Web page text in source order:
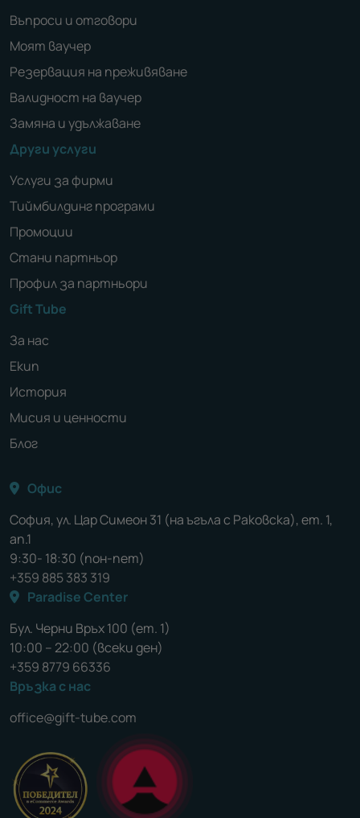
Въпроси и отговори
Моят ваучер
Резервация на преживяване
Валидност на ваучер
Замяна и удължаване
Други услуги
Услуги за фирми
Тиймбилдинг програми
Промоции
Стани партньор
Профил за партньори
Gift Tube
За нас
Екип
История
Мисия и ценности
Блог
Офис
София, ул. Цар Симеон 31 (на ъгъла с Раковска), ет. 1,
ап.1
9:30- 18:30 (пон-пет)
+359 885 383 319
Paradise Center
Бул. Черни Връх 100 (ет. 1)
10:00 – 22:00 (всеки ден)
+359 8779 66336
Връзка с нас
office@gift-tube.com